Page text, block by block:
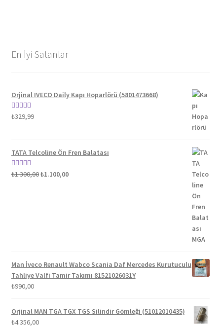
En İyi Satanlar
Orjinal IVECO Daily Kapı Hoparlörü (5801473668)
5 üzerinden
₺329,99
TATA Telcoline Ön Fren Balatası
5 üzerinden
₺1.300,00Orijinal
₺1.100,00Şu
Man İveco Renault Wabco Scania Daf Mercedes Kurutuculu
Tahliye Valfi Tamir Takımı 81521026031Y
₺990,00
Orjinal MAN TGA TGX TGS Silindir Gömleği (51012010435)
₺4.356,00